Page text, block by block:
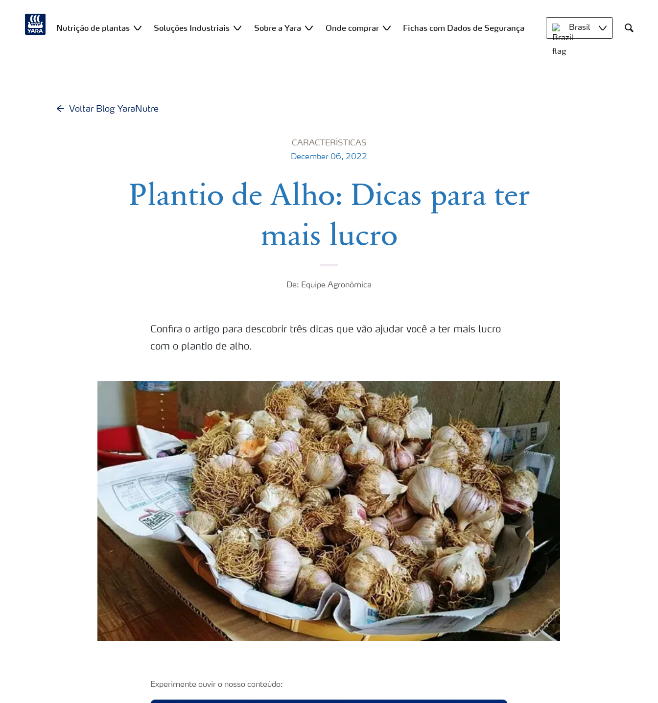
Nutrição de plantas Soluções Industriais Sobre a Yara Onde comprar Fichas com Dados de Segurança Brasil
Search
Voltar Blog YaraNutre
CARACTERÍSTICAS
December 06, 2022
Plantio de Alho: Dicas para ter
mais lucro
De: Equipe Agronômica
Confira o artigo para descobrir três dicas que vão ajudar você a ter mais lucro
com o plantio de alho.
Experimente ouvir o nosso conteúdo: